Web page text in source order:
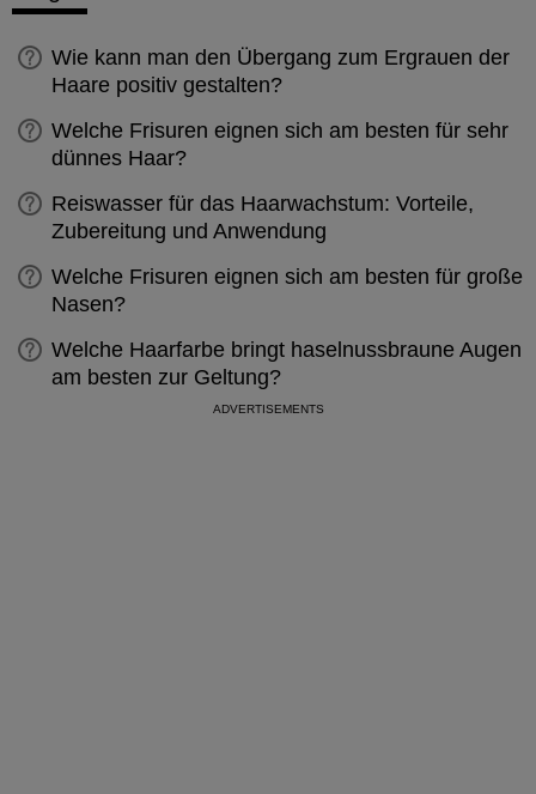
Wie kann man den Übergang zum Ergrauen der
Haare positiv gestalten?
Welche Frisuren eignen sich am besten für sehr
dünnes Haar?
Reiswasser für das Haarwachstum: Vorteile,
Zubereitung und Anwendung
Welche Frisuren eignen sich am besten für große
Nasen?
Welche Haarfarbe bringt haselnussbraune Augen
am besten zur Geltung?